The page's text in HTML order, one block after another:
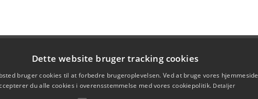
Dette website bruger tracking cookies
bruger cookies til at forbedre brugeroplevelsen. Ved at bruge vores hjemmeside
du alle cookies i overensstemmelse med vores cookiepolitik. Detaljer